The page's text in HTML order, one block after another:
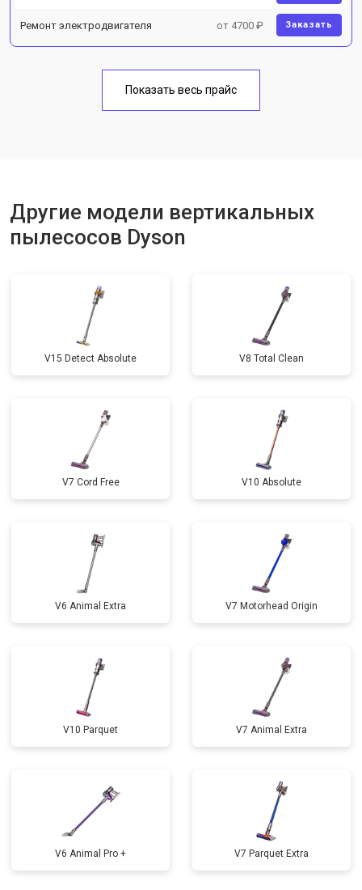
Ремонт электродвигателя от 4700 ₽ Заказать
Показать весь прайс
Другие модели вертикальных
пылесосов Dyson
V15 Detect Absolute V8 Total Clean
V7 Cord Free V10 Absolute
V6 Animal Extra V7 Motorhead Origin
V10 Parquet V7 Animal Extra
V6 Animal Pro + V7 Parquet Extra